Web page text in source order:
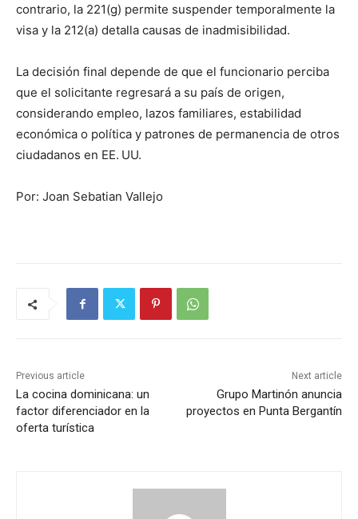
contrario, la 221(g) permite suspender temporalmente la
visa y la 212(a) detalla causas de inadmisibilidad.
La decisión final depende de que el funcionario perciba
que el solicitante regresará a su país de origen,
considerando empleo, lazos familiares, estabilidad
económica o política y patrones de permanencia de otros
ciudadanos en EE. UU.
Por: Joan Sebatian Vallejo
Previous article
La cocina dominicana: un
factor diferenciador en la
oferta turística
Next article
Grupo Martinón anuncia
proyectos en Punta Bergantín